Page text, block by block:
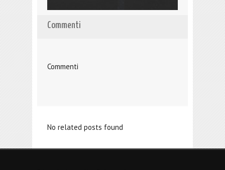
Commenti
Commenti
No related posts found